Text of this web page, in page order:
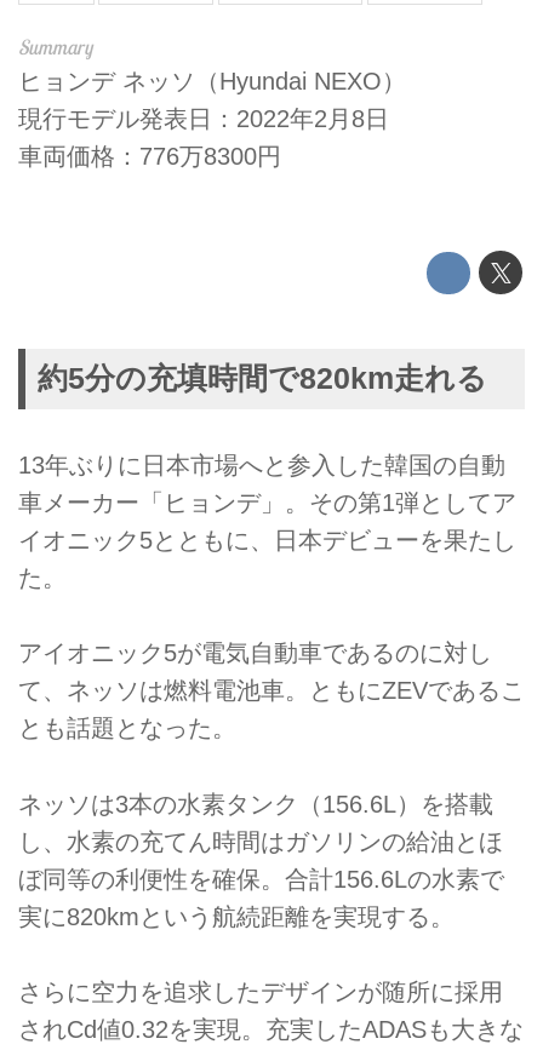
ヒョンデ ネッソ（Hyundai NEXO）
現行モデル発表日：2022年2月8日
車両価格：776万8300円
約5分の充填時間で820km走れる
13年ぶりに日本市場へと参入した韓国の自動
車メーカー「ヒョンデ」。その第1弾としてア
イオニック5とともに、日本デビューを果たし
た。
アイオニック5が電気自動車であるのに対し
て、ネッソは燃料電池車。ともにZEVであるこ
とも話題となった。
ネッソは3本の水素タンク（156.6L）を搭載
し、水素の充てん時間はガソリンの給油とほ
ぼ同等の利便性を確保。合計156.6Lの水素で
実に820kmという航続距離を実現する。
さらに空力を追求したデザインが随所に採用
されCd値0.32を実現。充実したADASも大きな